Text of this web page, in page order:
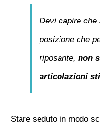
Devi capire che
posizione che
riposante,non
articolazioni
Stare seduto in modo